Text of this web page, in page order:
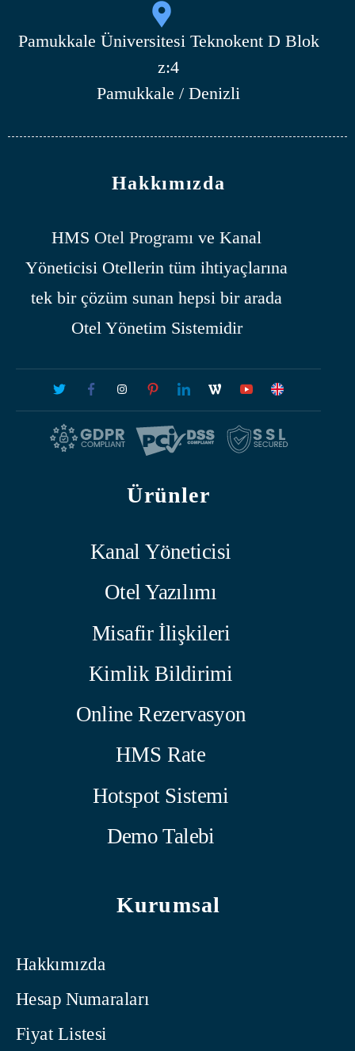
Pamukkale Üniversitesi Teknokent D Blok
z:4
Pamukkale / Denizli
Hakkımızda
HMS Otel Programı ve Kanal
Yöneticisi Otellerin tüm ihtiyaçlarına
tek bir çözüm sunan hepsi bir arada
Otel Yönetim Sistemidir
Ürünler
Kanal Yöneticisi
Otel Yazılımı
Misafir İlişkileri
Kimlik Bildirimi
Online Rezervasyon
HMS Rate
Hotspot Sistemi
Demo Talebi
Kurumsal
Hakkımızda
Hesap Numaraları
Fiyat Listesi